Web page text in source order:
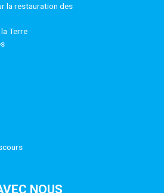
la restauration des
Terre
NOUS